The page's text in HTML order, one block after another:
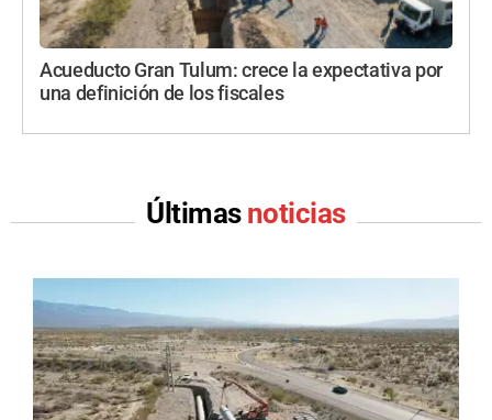
Acueducto Gran Tulum: crece la expectativa por
una definición de los fiscales
Últimas noticias